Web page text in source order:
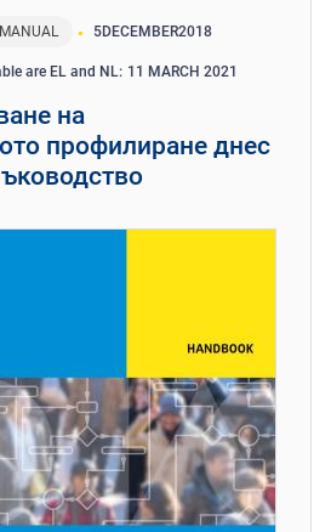
5DECEMBER2018
are EL and NL 11 MARCH 2021
на
профилиране днес